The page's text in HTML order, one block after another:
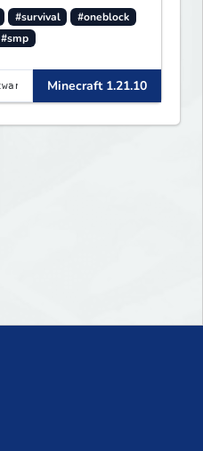
#survival
#oneblock
#smp
Minecraft 1.21.10